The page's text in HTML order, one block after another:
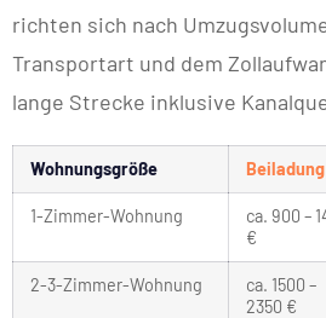
richten sich nach
Transportart und dem
lange Strecke inklusive
Wohnungsgröße Beiladung
1-Zimmer-Wohnung
ca. 900 –
€
2-3-Zimmer-Wohnung
ca. 1500 –
2350 €